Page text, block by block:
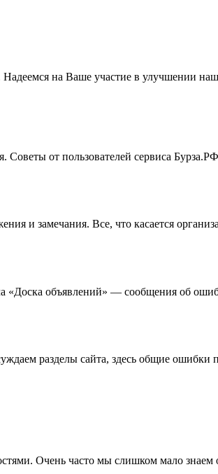
Надеемся на Ваше участие в улучшении
от пользователей сервиса
и замечания. Все, что касается
«Доска объявлений» — сообщения об
разделы сайта, здесь общие ошибки
Очень часто мы слишком мало знаем